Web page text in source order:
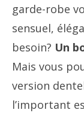
garde-robe
sensuel,
besoin? Un
Mais vous
version
l’important